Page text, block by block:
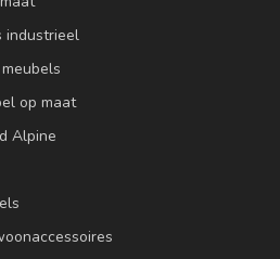
industrieel
op maat
Alpine